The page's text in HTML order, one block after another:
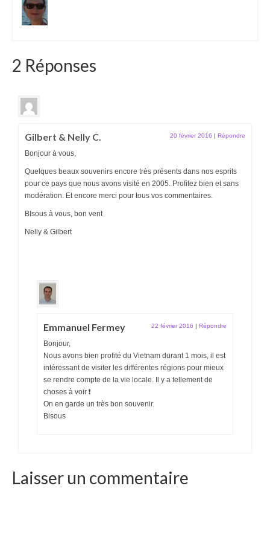
2 Réponses
Gilbert & Nelly C. 20 février 2016 | Répondre
Bonjour à vous,
Quelques beaux souvenirs encore très présents dans nos esprits
pour ce pays que nous avons visité en 2005. Profitez bien et sans
modération. Et encore merci pour tous vos commentaires.
BIsous à vous, bon vent
Nelly & Gilbert
Emmanuel Fermey 22 février 2016 | Répondre
Bonjour,
Nous avons bien profité du Vietnam durant 1 mois, il est
intéressant de visiter les différentes régions pour mieux
se rendre compte de la vie locale. Il y a tellement de
choses à voir ❗
On en garde un très bon souvenir.
Bisous
Laisser un commentaire